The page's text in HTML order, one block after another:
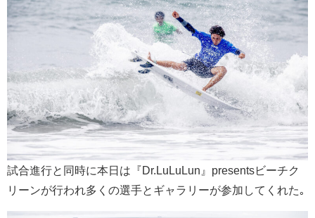
試合進行と同時に本日は『Dr.LuLuLun』presentsビーチク
リーンが行われ多くの選手とギャラリーが参加してくれた｡